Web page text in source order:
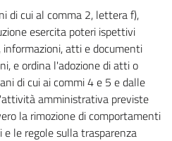
di cui al comma 2, lettera f),
esercita poteri ispettivi
atti e documenti
e ordina l'adozione di atti o
di cui ai commi 4 e 5 e dalle
amministrativa previste
la rimozione di comportamenti
le regole sulla trasparenza